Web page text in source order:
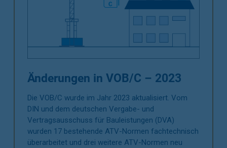
Änderungen in VOB/C – 2023
Die VOB/C wurde im Jahr 2023 aktualisiert. Vom
DIN und dem deutschen Vergabe- und
Vertragsausschuss für Bauleistungen (DVA)
wurden 17 bestehende ATV-Normen fachtechnisch
überarbeitet und drei weitere ATV-Normen neu